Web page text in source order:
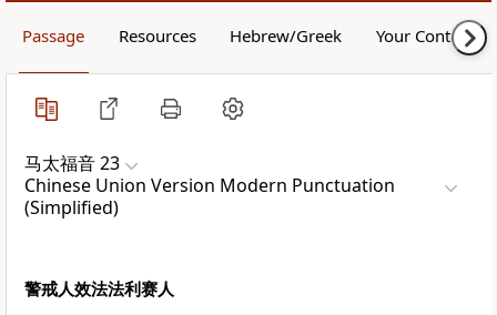
Passage Resources Hebrew/Greek Your Content
马太福音 23
Chinese Union Version Modern Punctuation
(Simplified)
警戒人效法法利赛人